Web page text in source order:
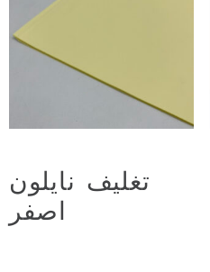
تغليف نايلون
اصفر
د.ع